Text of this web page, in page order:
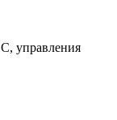
управления